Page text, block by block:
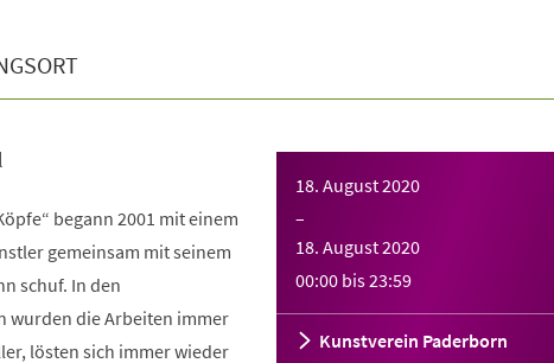
18. August 2020
–
18. August 2020
00:00 bis23:59
Kunstverein Paderborn
begann 2001 mit einem
gemeinsam mit seinem
schuf. In den
wurden die Arbeiten immer
lösten sich immer wieder